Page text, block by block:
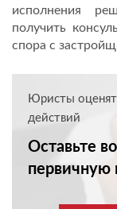
исполнения
получить
спора с
Юристы
действий
Оставьте
первичную